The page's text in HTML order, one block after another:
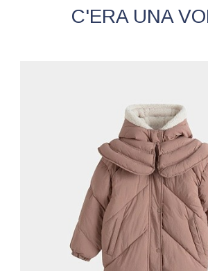
C'ERA UNA